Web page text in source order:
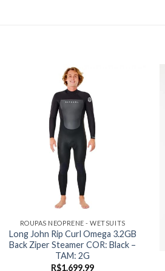
ROUPAS NEOPRENE - WETSUITS
Long John Rip Curl Omega 3.2GB
Back Ziper Steamer COR: Black –
TAM: 2G
R$1.699,99